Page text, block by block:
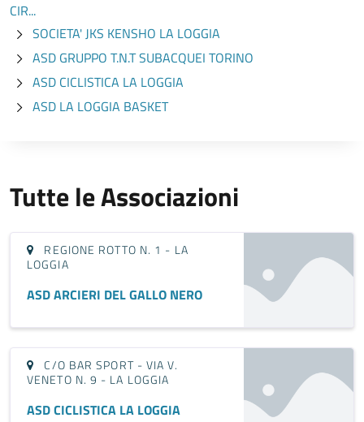
CIR...
SOCIETA' JKS KENSHO LA LOGGIA
ASD GRUPPO T.N.T SUBACQUEI TORINO
ASD CICLISTICA LA LOGGIA
ASD LA LOGGIA BASKET
Tutte le Associazioni
REGIONE ROTTO N. 1 - LA
LOGGIA
ASD ARCIERI DEL GALLO NERO
C/O BAR SPORT - VIA V.
VENETO N. 9 - LA LOGGIA
ASD CICLISTICA LA LOGGIA